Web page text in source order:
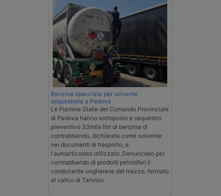
Benzina spacciata per solvente
sequestrata a Padova
Le Fiamme Gialle del Comando Provinciale
di Padova hanno sottoposto a sequestro
preventivo 33mila litri di benzina di
contrabbando, dichiarata come solvente
nei documenti di trasporto, e
l'autoarticolato utilizzato. Denunciato per
contrabbando di prodotti petroliferi il
conducente ungherese del mezzo, fermato
al valico di Tarvisio.